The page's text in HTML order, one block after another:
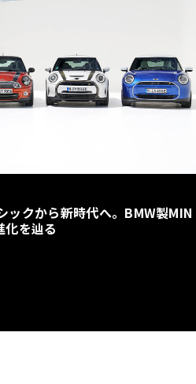
ックから新時代へ。BMW製MIN
化を辿る